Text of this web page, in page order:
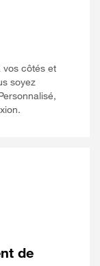
vos côtés et
soyez
de